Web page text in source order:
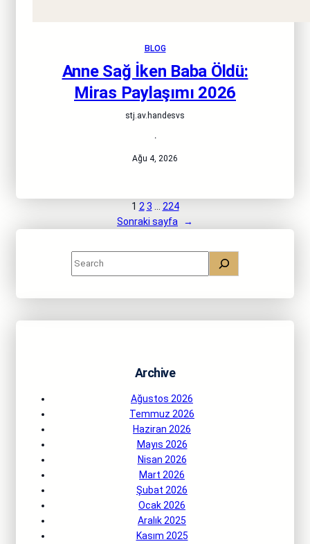
BLOG
Anne Sağ İken Baba Öldü:
Miras Paylaşımı 2026
stj.av.handesvs
·
Ağu 4, 2026
1 2 3
224
Sonraki sayfa
→
e
c
Archive
Ağustos 2026
Temmuz 2026
Haziran 2026
Mayıs 2026
Nisan 2026
Mart 2026
Şubat 2026
Ocak 2026
Aralık 2025
Kasım 2025